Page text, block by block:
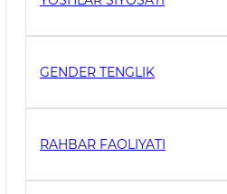
GENDER TENGLIK
RAHBAR FAOLIYATI